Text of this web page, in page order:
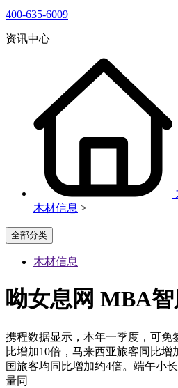
400-635-6009
资讯中心
木材信息 >
全部分类
木材信息
呦女息网 MBA
携程数据显示，本年一季度，可免
比增加10倍，马来西亚旅客同比
国旅客均同比增加约4倍。端午小
量同